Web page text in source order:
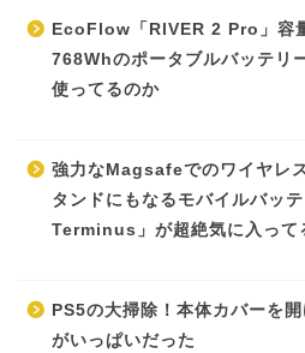
EcoFlow「RIVER 2 Pro」容
768Whのポータブルバッテリ
使ってるのか
強力なMagsafeでのワイヤレ
タンドにもなるモバイルバッ
Terminus」が超絶気に入って
PS5の大掃除！本体カバーを
がいっぱいだった